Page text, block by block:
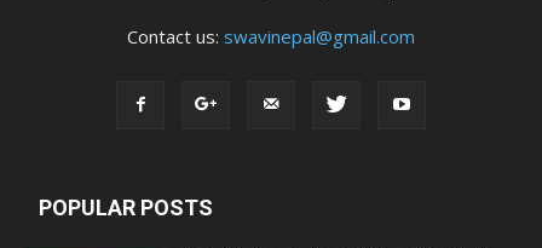
Contact us: swavinepal@gmail.com
POPULAR POSTS